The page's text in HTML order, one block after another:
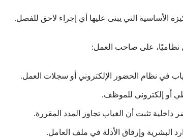
الأساسية التي يبنى عليها أي إجراء لاحق للفصل.
على صاحب العمل:
في نظام الحضور الإلكتروني أو سجلات العمل.
أو إلكتروني للموظف.
داخلية تثبت أن الغياب تجاوز المدد المقررة.
البشرية وإرفاق الأدلة في ملف العامل.